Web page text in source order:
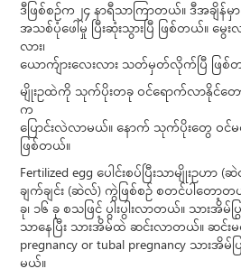
ဒီဖြစ်စဉ်က ၂၄ နာရီသာကြာတယ်။ ဒီအချိန်မှာ
အသစ်ပုံဖေါ်မှု ပြီးဆုံးသွားပြီ ဖြစ်တယ်။ မွ
လား၊
ယောက်ျားလေးလား သတ်မှတ်လိုက်ပြီ ဖြစ်
မျိုးဥထဲကို သုက်ပိုးတခု ဝင်ရောက်လာနိုင်တေ
က
ပြောင်းလဲလာမယ်။ နောက် သုက်ပိုးတွေ ဝ
ဖြစ်တယ်။
Fertilized egg ပေါင်းစပ်ပြီးသာမျိုးဥဟ
ချက်ချင်း (ဆဲလ်) ကွဲဖြစ်စဉ် စတင်ပါတော့တ
ခု၊ ၁၆ ခု စသဖြင့် ပွါးပွါးလာတယ်။ သားအိမ်
သာနေပြီး သားအိမ်ထဲ ဆင်းလာတယ်။ ဆင်း
pregnancy or tubal pregnancy သား
မယ်။